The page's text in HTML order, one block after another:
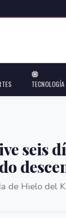
TECNOLOGÍA
seis
de Hielo del